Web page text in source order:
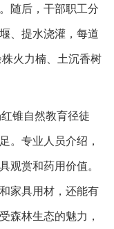
随后，干部职工分
、提水浇灌，每道
火力楠、土沉香树
锥自然教育径徒
。专业人员介绍，
观赏和药用价值。
家具用材，还能有
森林生态的魅力，